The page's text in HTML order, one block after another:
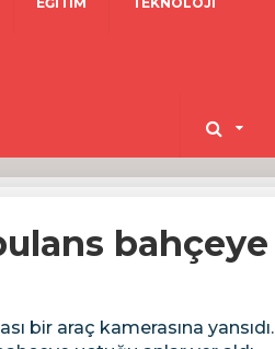
bahçeye
bir araç kamerasına yansıdı.